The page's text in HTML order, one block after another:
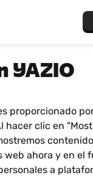
YAZIO
proporcionado
hacer clic en
web ahora y en el
a